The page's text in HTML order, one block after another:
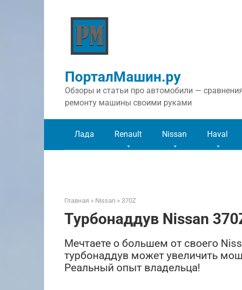
ПорталМашин.ру
Обзоры и статьи про автомобили —
ремонту машины своими руками
Лада Renault Nissan Haval
Главная » Nissan » 370Z
Турбонаддув Nissan
Мечтаете о большем от своего
турбонаддув может увеличить
Реальный опыт владельца!